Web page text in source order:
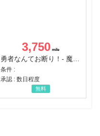
3,750
条件 :
承認 : 数日程度
無料